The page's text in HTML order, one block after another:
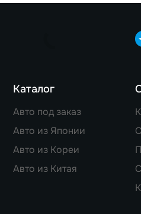
Каталог
Авто под заказ
Авто из Японии
Авто из Кореи
Авто из Китая